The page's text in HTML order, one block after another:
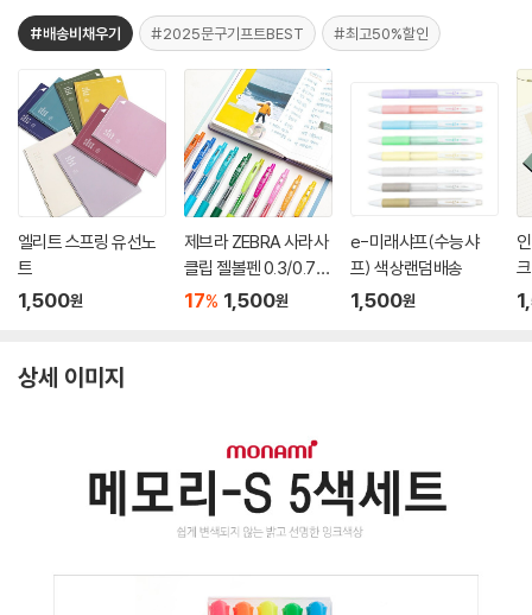
#배송비채우기 #2025문구기프트BEST #최고50%할인
엘리트 스프링 유선노
트
1,500원
제브라 ZEBRA 사라사
클립 젤볼펜 0.3/0.7m
m
17% 1,500원
e-미래샤프(수능샤
프) 색상랜덤배송
1,500원
크
상세 이미지